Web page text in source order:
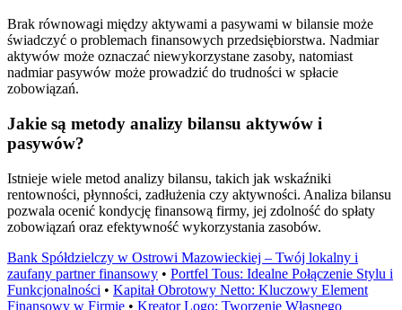
Brak równowagi między aktywami a pasywami w bilansie może
świadczyć o problemach finansowych przedsiębiorstwa. Nadmiar
aktywów może oznaczać niewykorzystane zasoby, natomiast
nadmiar pasywów może prowadzić do trudności w spłacie
zobowiązań.
Jakie są metody analizy bilansu aktywów i
pasywów?
Istnieje wiele metod analizy bilansu, takich jak wskaźniki
rentowności, płynności, zadłużenia czy aktywności. Analiza bilansu
pozwala ocenić kondycję finansową firmy, jej zdolność do spłaty
zobowiązań oraz efektywność wykorzystania zasobów.
Bank Spółdzielczy w Ostrowi Mazowieckiej – Twój lokalny i
zaufany partner finansowy • Portfel Tous: Idealne Połączenie Stylu i
Funkcjonalności • Kapitał Obrotowy Netto: Kluczowy Element
Finansowy w Firmie • Kreator Logo: Tworzenie Własnego